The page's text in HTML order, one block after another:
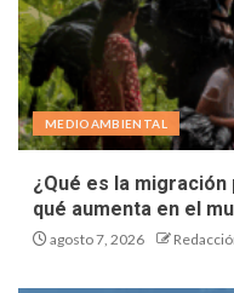
MEDIOAMBIENTAL
¿Qué es la
qué aumenta en el
agosto 7, 2026